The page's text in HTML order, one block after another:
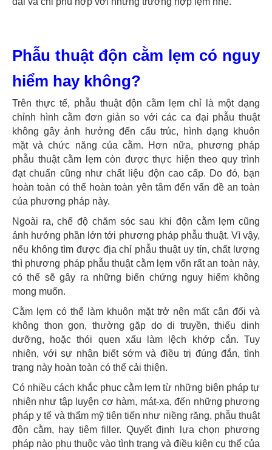
Phẫu thuật độn cằm lẹm có nguy
hiểm hay không?
Trên thực tế, phẫu thuật độn cằm lẹm chỉ là một dạng
chỉnh hình cằm đơn giản so với các ca đại phẫu thuật
không gây ảnh hưởng đến cấu trúc, hình dạng khuôn
mặt và chức năng của cằm. Hơn nữa, phương pháp
phẫu thuật cằm lẹm còn được thực hiện theo quy trình
đạt chuẩn cũng như chất liệu độn cao cấp. Do đó, bạn
hoàn toàn có thể hoàn toàn yên tâm đến vấn đề an toàn
của phương pháp này.
Ngoài ra, chế độ chăm sóc sau khi độn cằm lẹm cũng
ảnh hưởng phần lớn tới phương pháp phẫu thuật. Vì vậy,
nếu không tìm được địa chỉ phẫu thuật uy tín, chất lượng
thì phương pháp phẫu thuật cằm lẹm vốn rất an toàn này,
có thể sẽ gây ra những biến chứng nguy hiểm không
mong muốn.
Cằm lẹm có thể làm khuôn mặt trở nên mất cân đối và
không thon gọn, thường gặp do di truyền, thiếu dinh
dưỡng, hoặc thói quen xấu làm lệch khớp cắn. Tuy
nhiên, với sự nhận biết sớm và điều trị đúng đắn, tình
trạng này hoàn toàn có thể cải thiện.
Có nhiều cách khắc phục cằm lẹm từ những biện pháp tự
nhiên như tập luyện cơ hàm, mát-xa, đến những phương
pháp y tế và thẩm mỹ tiên tiến như niềng răng, phẫu thuật
độn cằm, hay tiêm filler. Quyết định lựa chọn phương
pháp nào phụ thuộc vào tình trạng và điều kiện cụ thể của